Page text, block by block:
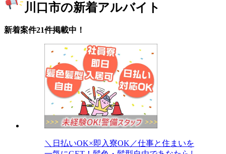
川口市の新着アルバイト
新着案件21件掲載中！
＼日払いOK×即入寮OK／仕事と住まいを